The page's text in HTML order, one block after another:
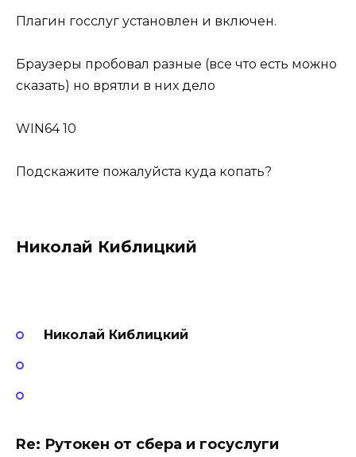
Плагин госслуг установлен и включен.
Браузеры пробовал разные (все что есть можно
сказать) но врятли в них дело
WIN64 10
Подскажите пожалуйста куда копать?
Николай Киблицкий
Николай Киблицкий
Re: Рутокен от сбера и госуслуги